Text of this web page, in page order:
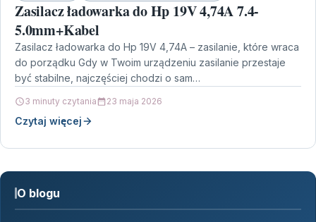
Zasilacz ładowarka do Hp 19V 4,74A 7.4-
5.0mm+Kabel
Zasilacz ładowarka do Hp 19V 4,74A – zasilanie, które wraca
do porządku Gdy w Twoim urządzeniu zasilanie przestaje
być stabilne, najczęściej chodzi o sam…
3 minuty czytania 23 maja 2026
Czytaj więcej
O blogu